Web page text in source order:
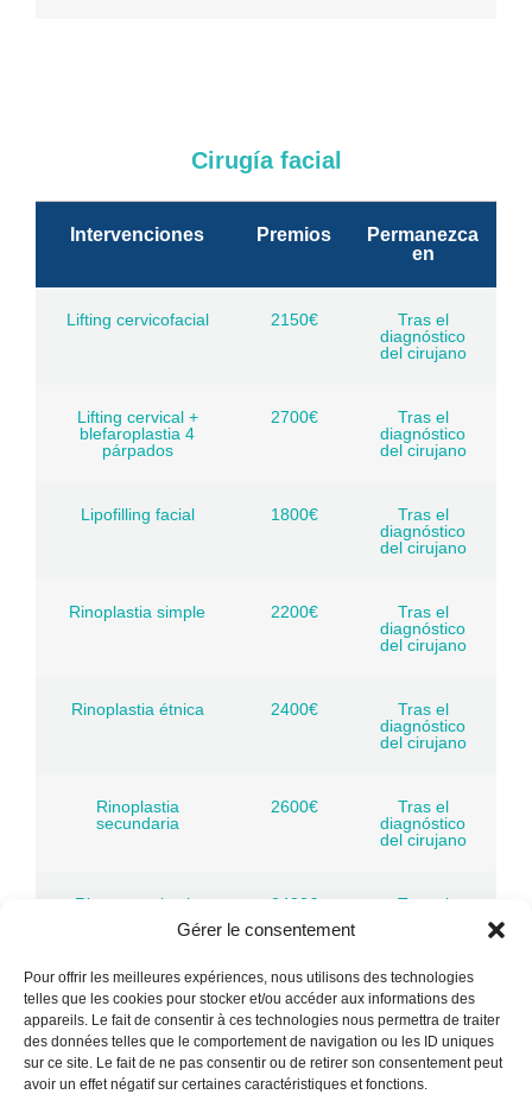
Gérer le consentement
Pour offrir les meilleures expériences, nous utilisons des technologies
telles que les cookies pour stocker et/ou accéder aux informations des
appareils. Le fait de consentir à ces technologies nous permettra de traiter
des données telles que le comportement de navigation ou les ID uniques
sur ce site. Le fait de ne pas consentir ou de retirer son consentement peut
avoir un effet négatif sur certaines caractéristiques et fonctions.
Cirugía facial
Intervenciones Premios
Permanezca
en
Lifting cervicofacial 2150€
Tras el
diagnóstico
del cirujano
Lifting cervical +
blefaroplastia 4
párpados
2700€
Tras el
diagnóstico
del cirujano
Lipofilling facial 1800€
Tras el
diagnóstico
del cirujano
Rinoplastia simple 2200€
Tras el
diagnóstico
del cirujano
Rinoplastia étnica 2400€
Tras el
diagnóstico
del cirujano
Rinoplastia
secundaria
2600€
Tras el
diagnóstico
del cirujano
Rinoseptoplastia 2400€
Tras el
Blefaroplastia 2
párpados
1700€
Tras el
diagnóstico
del cirujano